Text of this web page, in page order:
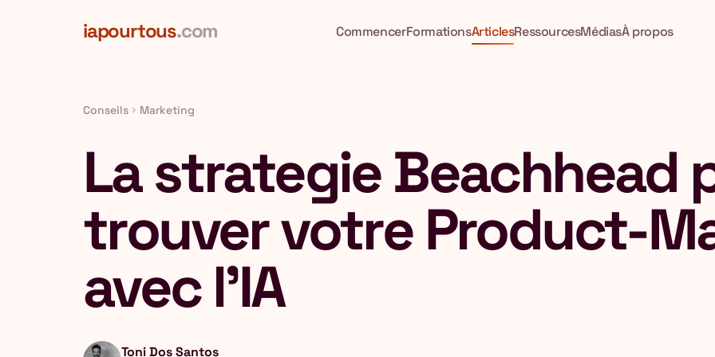
iapourtous.com CommencerFormationsArticlesRessourcesMédiasÀ propos
Conseils chevron_right Marketing
La strategie Beachhead
trouver votre Product-
avec l'IA
Toni Dos Santos